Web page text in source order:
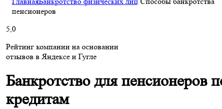
пенсионеров
5,0
Рейтинг компании на основании
отзывов в Яндексе и Гугле
Банкротство для пенсионеров
кредитам